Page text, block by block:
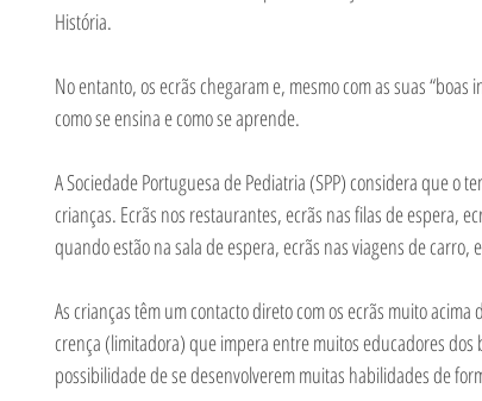
História.
No entanto, os ecrãs chegaram e, mesmo com as suas
como se ensina e como se aprende.
A Sociedade Portuguesa de Pediatria (SPP) considera que o
crianças. Ecrãs nos restaurantes, ecrãs nas filas de espera,
quando estão na sala de espera, ecrãs nas viagens de
As crianças têm um contacto direto com os ecrãs muito
crença (limitadora) que impera entre muitos educadores
possibilidade de se desenvolverem muitas habilidades de